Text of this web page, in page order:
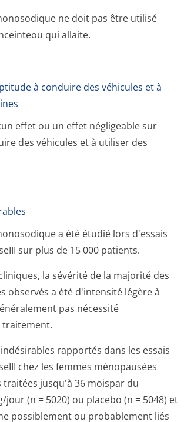
ne doit pas être utilisé
qui allaite.
à conduire des véhicules et à
effet ou un effet négligeable sur
des véhicules et à utiliser des
a été étudié lors d'essais
sur plus de 15 000 patients.
la sévérité de la majorité des
observés a été d'intensité légère à
pas nécessité
rapportés dans les essais
chez les femmes ménopausées
jusqu'à 36 moispar du
(n = 5020) ou placebo (n = 5048) et
possiblement ou probablement liés